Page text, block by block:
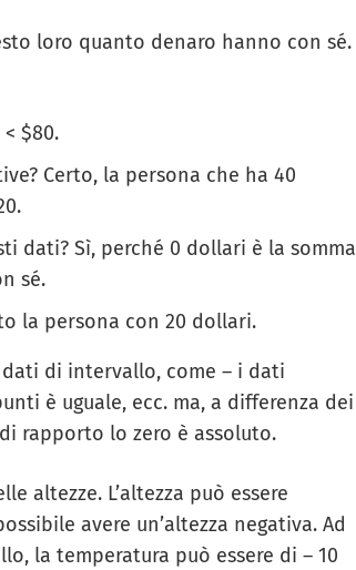
loro quanto denaro hanno con sé.
$80.
Certo, la persona che ha 40
dati? Sì, perché 0 dollari è la somma
sé.
la persona con 20 dollari.
di intervallo, come – i dati
è uguale, ecc. ma, a differenza dei
rapporto lo zero è assoluto.
altezze. L’altezza può essere
avere un’altezza negativa. Ad
la temperatura può essere di – 10